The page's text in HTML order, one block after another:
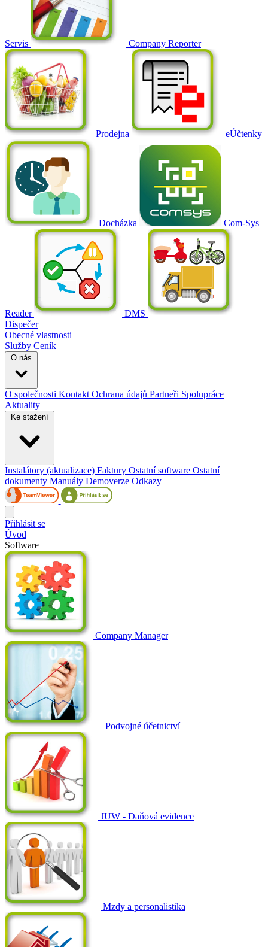
Servis Company Reporter
Prodejna eÚčtenky
Docházka Com-Sys
Reader
DMS
Dispečer
Obecné vlastnosti
Služby Ceník
O nás
O společnosti Kontakt Ochrana údajů Partneři Spolupráce
Aktuality
Ke stažení
Instalátory (aktualizace) Faktury Ostatní software Ostatní
dokumenty Manuály Demoverze Odkazy
Přihlásit se
Úvod
Software
Company Manager
Podvojné účetnictví
JUW - Daňová evidence
Mzdy a personalistika